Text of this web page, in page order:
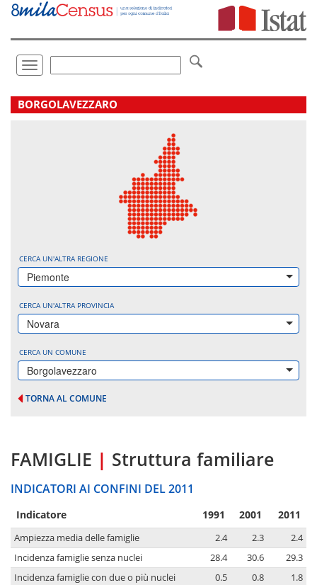
Vai
direttamente
Toggle
navigation
.
BORGOLAVEZZARO
CERCA UN'ALTRA REGIONE
Piemonte
CERCA UN'ALTRA PROVINCIA
Novara
CERCA UN COMUNE
Borgolavezzaro
TORNA AL COMUNE
FAMIGLIE | Struttura familiare
INDICATORI AI CONFINI DEL 2011
Indicatore 1991 2001 2011
Ampiezza media delle famiglie 2.4 2.3
2.4
Incidenza famiglie senza nuclei
28.4 30.6
29.3
Incidenza famiglie con due o più nuclei
0.5 0.8 1.8